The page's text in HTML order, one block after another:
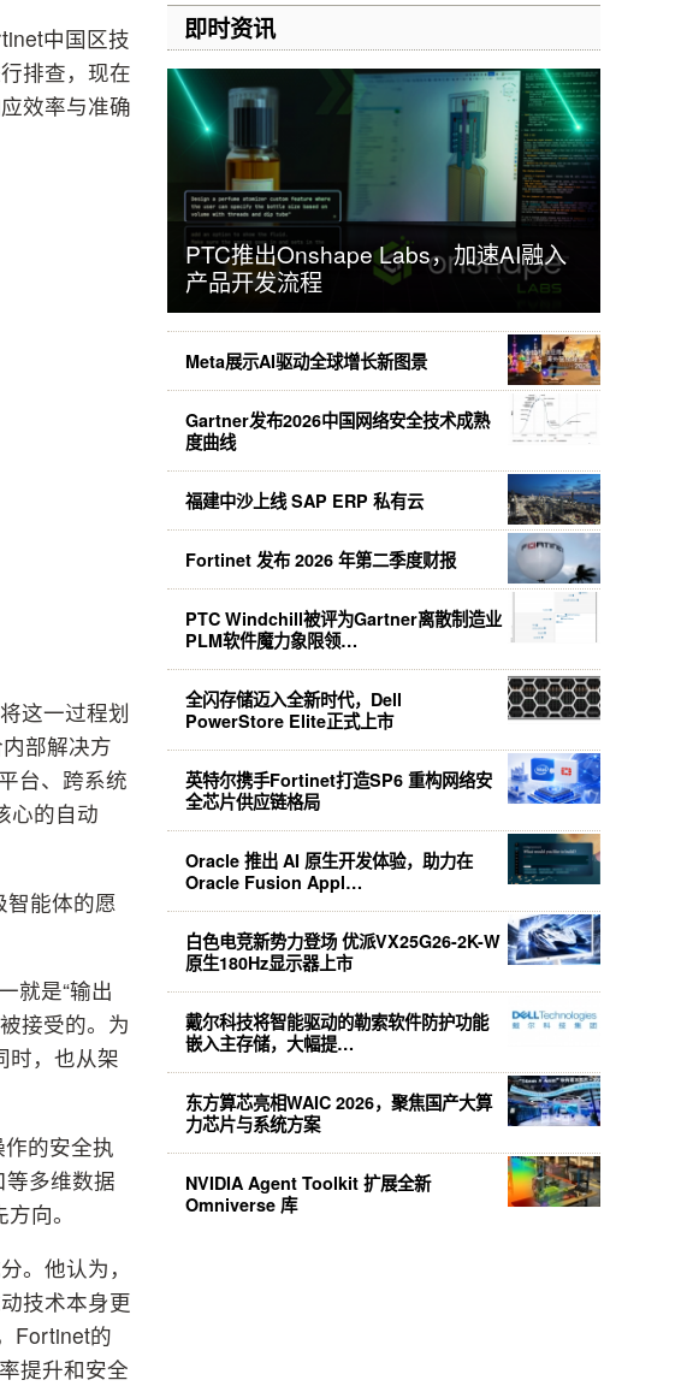
中国区技
排查，现在
效率与准确
这一过程划
部解决方
台、跨系统
心的自动
能体的愿
就是“输出
接受的。为
时，也从架
的安全执
多维数据
向。
。他认为，
技术本身更
Fortinet的
提升和安全
即时资讯
PTC推出Onshape Labs，加速AI融入
产品开发流程
Meta展示AI驱动全球增长新图景
Gartner发布2026中国网络安全技术成熟
度曲线
福建中沙上线 SAP ERP 私有云
Fortinet 发布 2026 年第二季度财报
PTC Windchill被评为Gartner离散制造业
PLM软件魔力象限领…
全闪存储迈入全新时代，Dell
PowerStore Elite正式上市
英特尔携手Fortinet打造SP6 重构网络安
全芯片供应链格局
Oracle 推出 AI 原生开发体验，助力在
Oracle Fusion Appl…
白色电竞新势力登场 优派VX25G26-2K-W
原生180Hz显示器上市
戴尔科技将智能驱动的勒索软件防护功能
嵌入主存储，大幅提…
东方算芯亮相WAIC 2026，聚焦国产大算
力芯片与系统方案
NVIDIA Agent Toolkit 扩展全新
Omniverse 库